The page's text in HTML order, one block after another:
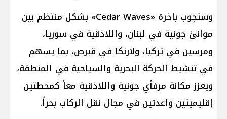
وستجوب باخرة «Cedar Waves» بشكل منتظم بين
موانئ جونية في لبنان، واللاذقية في سوريا،
ومرسين في تركيا، ولارنكا في قبرص، بما يسهم
في تنشيط الحركة البحرية والسياحية في المنطقة،
ويعزز مكانة مرفأي جونية واللاذقية معاً كمحطتين
إقليميتين واعدتين في مجال نقل الركاب بحراً.